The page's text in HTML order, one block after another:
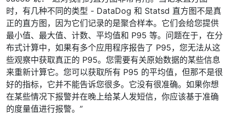
时，有几种不同的类型 - DataDog 和 Statsd 直方图不是真
正的直方图，因为它们记录的是聚合样本。它们会给您提供
最小值、最大值、计数、平均值和 P95 等。问题在于，在分
布式计算中，如果有多个应用程序报告了 P95，您无法从这
些观察中获取真正的 P95。您需要有关原始数据的某些信息
来重新计算它。您可以获取所有 P95 的平均值，但那不是很
好的指标，它并不能告诉您很多。它没有很准确。如果你想
在某些情况下报警并在晚上给某人发短信，你应该基于准确
的度量值进行报警。”